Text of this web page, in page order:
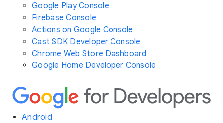
Google Play Console
Firebase Console
Actions on Google Console
Cast SDK Developer Console
Chrome Web Store Dashboard
Google Home Developer Console
Android